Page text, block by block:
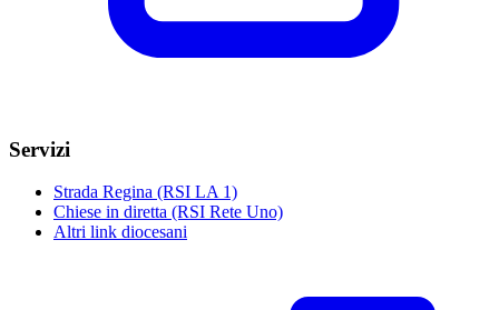
Servizi
Strada Regina (RSI LA 1)
Chiese in diretta (RSI Rete Uno)
Altri link diocesani